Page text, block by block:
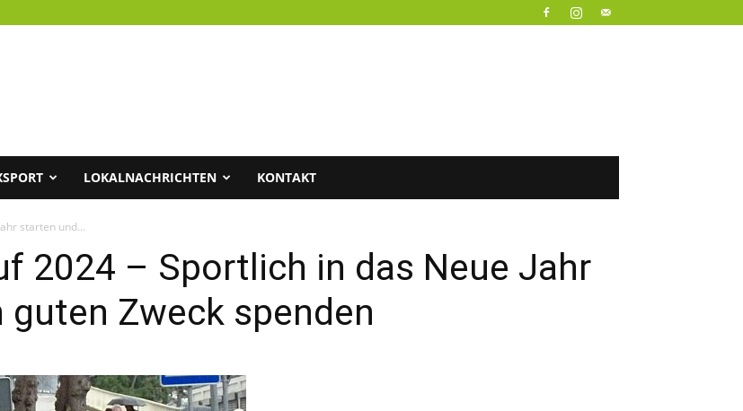
LOKALNACHRICHTEN KONTAKT
starten und...
2024 – Sportlich in das Neue Jahr
Zweck spenden